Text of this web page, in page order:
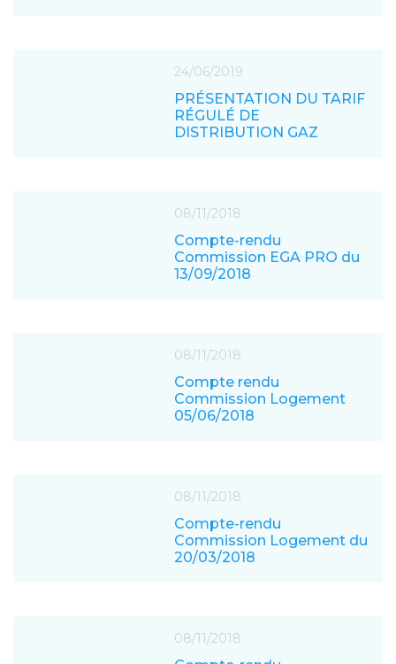
24/06/2019
PRÉSENTATION DU TARIF
RÉGULÉ DE
DISTRIBUTION GAZ
08/11/2018
Compte-rendu
Commission EGA PRO du
13/09/2018
08/11/2018
Compte rendu
Commission Logement
05/06/2018
08/11/2018
Compte-rendu
Commission Logement du
20/03/2018
08/11/2018